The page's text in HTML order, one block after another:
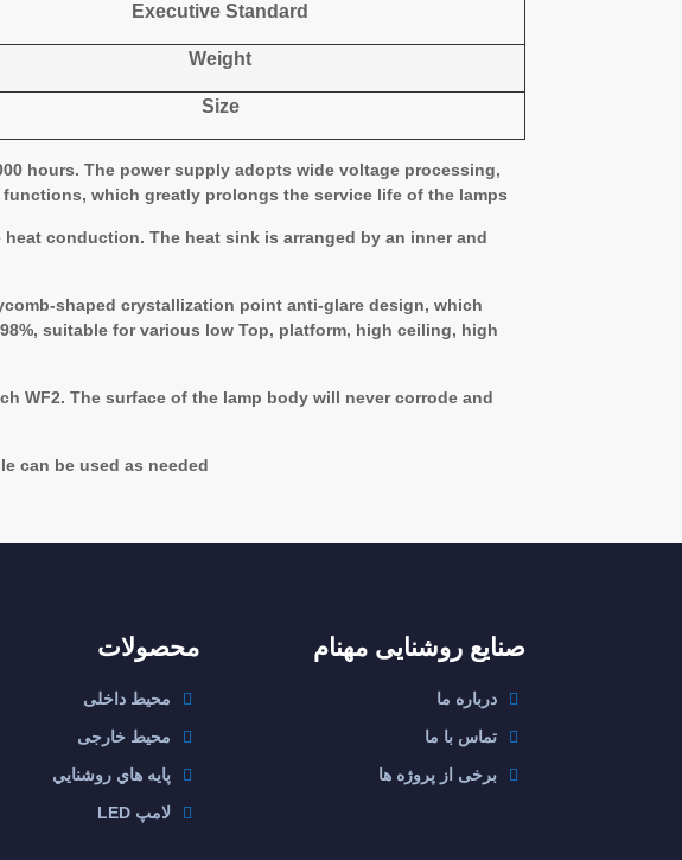
Executive Standard
Weight
Size
hours. The power supply adopts wide voltage processing,
which greatly prolongs the service life of the lamps.
conduction. The heat sink is arranged by an inner and
shaped crystallization point anti-glare design, which
suitable for various low Top, platform, high ceiling, high
WF2. The surface of the lamp body will never corrode and
can be used as needed.
صنایع روشنایی مهنام
درباره ما
تماس با ما
برخی از پروژه ها
محصولات
محیط داخلی
محیط خارجی
پايه هاي روشنايي
لامپ LED